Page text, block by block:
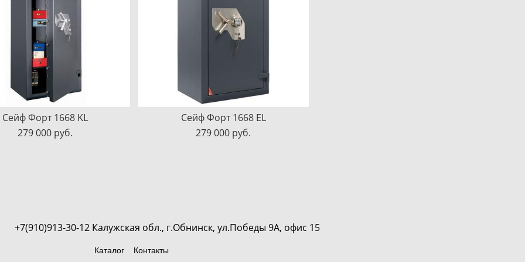
Сейф Форт 1668 KL
279 000 pуб.
Сейф Форт 1668 EL
279 000 pуб.
обл., г.Обнинск, ул.Победы 9А, офис 15
Каталог Контакты